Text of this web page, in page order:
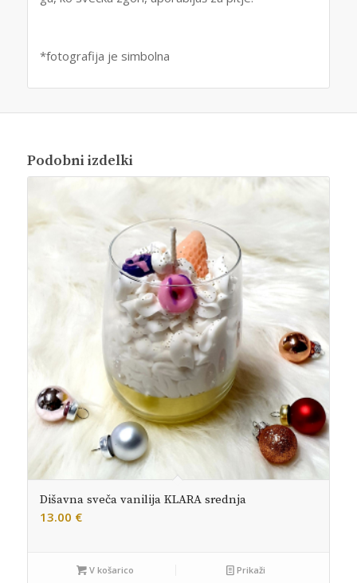
*fotografija je simbolna
Podobni izdelki
Dišavna sveča vanilija KLARA srednja
13.00 €
V košarico Prikaži